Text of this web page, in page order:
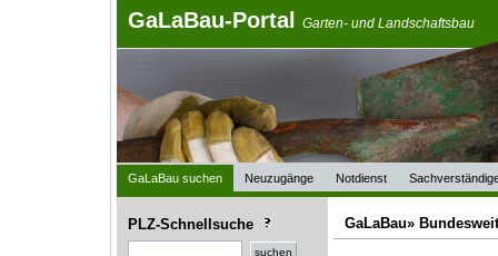
GaLaBau-Portal Garten- und Landschaftsbau
GaLaBau suchen Neuzugänge Notdienst
PLZ-Schnellsuche GaLaBau»